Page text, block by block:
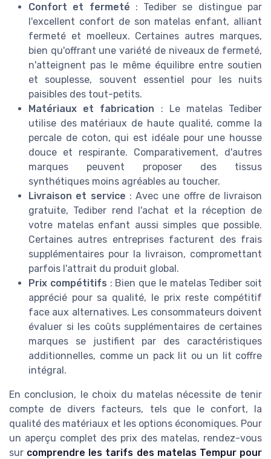
Confort et fermeté : Tediber se distingue par
l'excellent confort de son matelas enfant, alliant
fermeté et moelleux. Certaines autres marques,
bien qu'offrant une variété de niveaux de fermeté,
n'atteignent pas le même équilibre entre soutien
et souplesse, souvent essentiel pour les nuits
paisibles des tout-petits.
Matériaux et fabrication : Le matelas Tediber
utilise des matériaux de haute qualité, comme la
percale de coton, qui est idéale pour une housse
douce et respirante. Comparativement, d'autres
marques peuvent proposer des tissus
synthétiques moins agréables au toucher.
Livraison et service : Avec une offre de livraison
gratuite, Tediber rend l'achat et la réception de
votre matelas enfant aussi simples que possible.
Certaines autres entreprises facturent des frais
supplémentaires pour la livraison, compromettant
parfois l'attrait du produit global.
Prix compétitifs : Bien que le matelas Tediber soit
apprécié pour sa qualité, le prix reste compétitif
face aux alternatives. Les consommateurs doivent
évaluer si les coûts supplémentaires de certaines
marques se justifient par des caractéristiques
additionnelles, comme un pack lit ou un lit coffre
intégral.
En conclusion, le choix du matelas nécessite de tenir
compte de divers facteurs, tels que le confort, la
qualité des matériaux et les options économiques. Pour
un aperçu complet des prix des matelas, rendez-vous
sur comprendre les tarifs des matelas Tempur pour